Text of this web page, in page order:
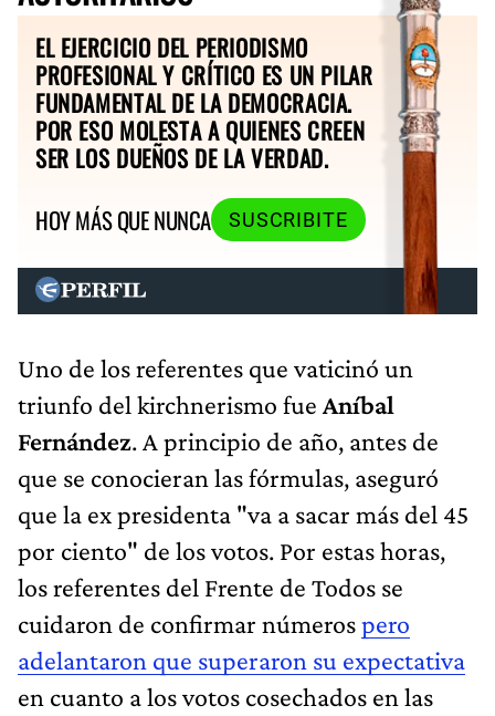
EL EJERCICIO DEL PERIODISMO
PROFESIONAL Y CRÍTICO ES UN PILAR
FUNDAMENTAL DE LA DEMOCRACIA.
POR ESO MOLESTA A QUIENES CREEN
SER LOS DUEÑOS DE LA VERDAD.
HOY MÁS QUE NUNCA
SUSCRIBITE
Uno de los referentes que vaticinó un
triunfo del kirchnerismo fue Aníbal
Fernández. A principio de año, antes de
que se conocieran las fórmulas, aseguró
que la ex presidenta "va a sacar más del 45
por ciento" de los votos. Por estas horas,
los referentes del Frente de Todos se
cuidaron de confirmar númerospero
adelantaron que superaron su expectativa
en cuanto a los votos cosechados en las